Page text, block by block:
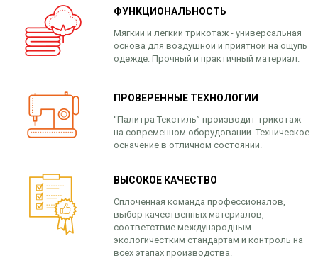
ФУНКЦИОНАЛЬНОСТЬ
Мягкий и легкий трикотаж - универсальная
основа для воздушной и приятной на ощупь
одежде. Прочный и практичный материал.
ПРОВЕРЕННЫЕ ТЕХНОЛОГИИ
“Палитра Текстиль” производит трикотаж
на современном оборудовании. Техническое
осначение в отличном состоянии.
ВЫСОКОЕ КАЧЕСТВО
Сплоченная команда профессионалов,
выбор качественных материалов,
соответствие международным
экологичестким стандартам и контроль на
всех этапах производства.